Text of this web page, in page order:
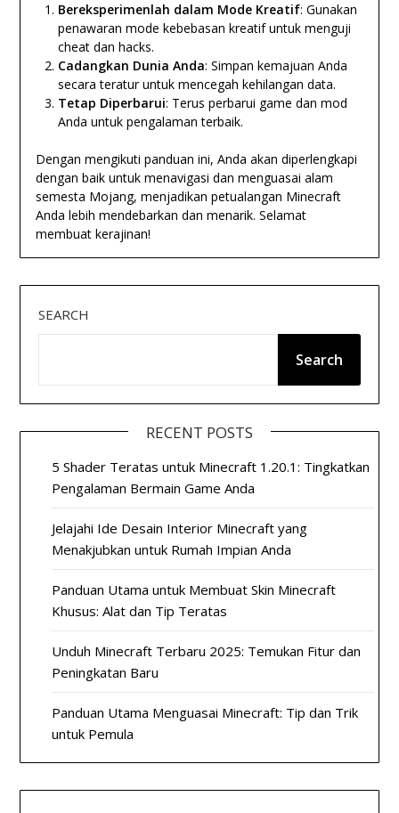
Bereksperimenlah dalam Mode Kreatif: Gunakan
penawaran mode kebebasan kreatif untuk menguji
cheat dan hacks.
Cadangkan Dunia Anda: Simpan kemajuan Anda
secara teratur untuk mencegah kehilangan data.
Tetap Diperbarui: Terus perbarui game dan mod
Anda untuk pengalaman terbaik.
Dengan mengikuti panduan ini, Anda akan diperlengkapi
dengan baik untuk menavigasi dan menguasai alam
semesta Mojang, menjadikan petualangan Minecraft
Anda lebih mendebarkan dan menarik. Selamat
membuat kerajinan!
SEARCH
Search
RECENT POSTS
5 Shader Teratas untuk Minecraft 1.20.1: Tingkatkan
Pengalaman Bermain Game Anda
Jelajahi Ide Desain Interior Minecraft yang
Menakjubkan untuk Rumah Impian Anda
Panduan Utama untuk Membuat Skin Minecraft
Khusus: Alat dan Tip Teratas
Unduh Minecraft Terbaru 2025: Temukan Fitur dan
Peningkatan Baru
Panduan Utama Menguasai Minecraft: Tip dan Trik
untuk Pemula